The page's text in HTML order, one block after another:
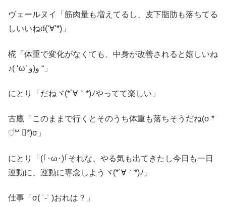
ヴェールヌイ「筋肉量も増えてるし、皮下脂肪も落ちてる
しいいねd(‘∀’*)」
椛「体重で変化がなくても、中身が改善されると嬉しいね‎
♪( ‘ω’ و(و “」
にとり「だねヾ(*´∀｀*)ﾉやってて楽しい」
古鷹「このままで行くとそのうち体重も落ちそうだね(σ *
॑꒳ ॑*)σ」
にとり「(｢･ω･)｢それな、やる気も出てきたし今日も一日
運動に、運動に専念しようヾ(*´∀｀*)ﾉ」
仕事「σ( ˙-˙ )おれは？」